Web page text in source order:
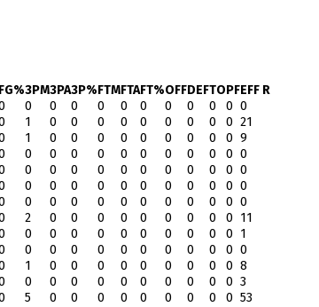
3PM3PA3P%FTMFTAFT%OFFDEFTOPFEFF R
0 0 0 0 0 0 0 0 0 0 0
1 0 0 0 0 0 0 0 0 0 21
1 0 0 0 0 0 0 0 0 0 9
0 0 0 0 0 0 0 0 0 0 0
0 0 0 0 0 0 0 0 0 0 0
0 0 0 0 0 0 0 0 0 0 0
0 0 0 0 0 0 0 0 0 0 0
2 0 0 0 0 0 0 0 0 0 11
0 0 0 0 0 0 0 0 0 0 1
0 0 0 0 0 0 0 0 0 0 0
1 0 0 0 0 0 0 0 0 0 8
0 0 0 0 0 0 0 0 0 0 3
5 0 0 0 0 0 0 0 0 0 53